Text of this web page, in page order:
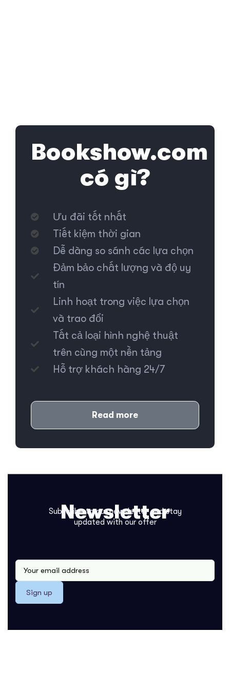
Bookshow.com
có gì?
Ưu đãi tốt nhất
Tiết kiệm thời gian
Dễ dàng so sánh các lựa chọn
Đảm bảo chất lượng và độ uy
tín
Linh hoạt trong việc lựa chọn
và trao đổi
Tất cả loại hình nghệ thuật
trên cùng một nền tảng
Hỗ trợ khách hàng 24/7
Read more
Newsletter
Sign up
Subscribe to our newsletter and stay
updated with our offer